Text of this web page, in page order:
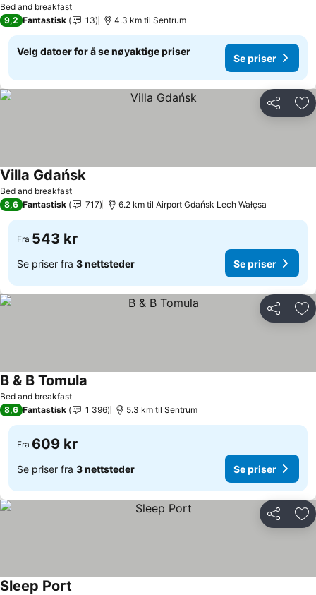
Bed and breakfast
9,2 Fantastisk 13 4.3 km til Sentrum
Velg datoer for å se nøyaktige priser
Se priser
Del
Bed and breakfast
Villa GdańskSe priser
8,6 Fantastisk 717 6.2 km til Airport Gdańsk Lech Wałęsa
Fra 543 kr
Se priser fra 3 nettsteder Se priser
Del
Bed and breakfast
B & B Tomula
8,6 Fantastisk 1 396 5.3 km til Sentrum
Fra 609 kr
Se priser fra 3 nettsteder Se priser
Del
Sleep Port